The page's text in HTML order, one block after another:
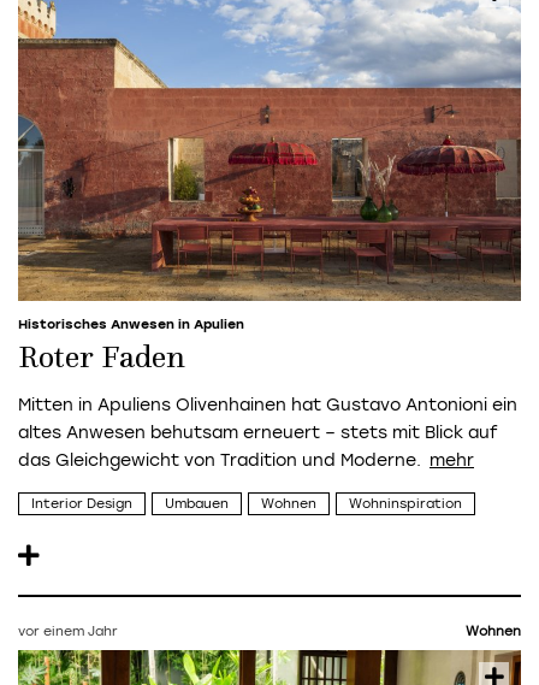
Historisches Anwesen in Apulien
Roter Faden
Mitten in Apuliens Olivenhainen hat Gustavo Antonioni ein
altes Anwesen behutsam erneuert – stets mit Blick auf
das Gleichgewicht von Tradition und Moderne.
Interior Design Umbauen Wohnen Wohninspiration
vor einem Jahr Wohnen